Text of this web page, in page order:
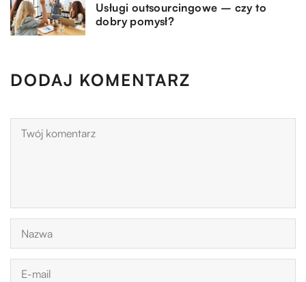
Usługi outsourcingowe – czy to
dobry pomysł?
DODAJ KOMENTARZ